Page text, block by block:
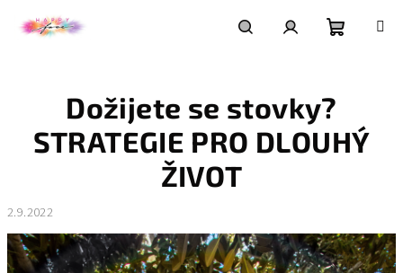
košík
Dožijete se stovky?
STRATEGIE PRO DLOUHÝ
ŽIVOT
2.9.2022